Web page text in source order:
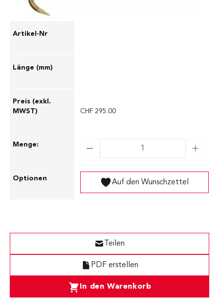
CHF 295.00
Auf den Wunschzettel
In den Warenkorb
PDF erstellen
Teilen